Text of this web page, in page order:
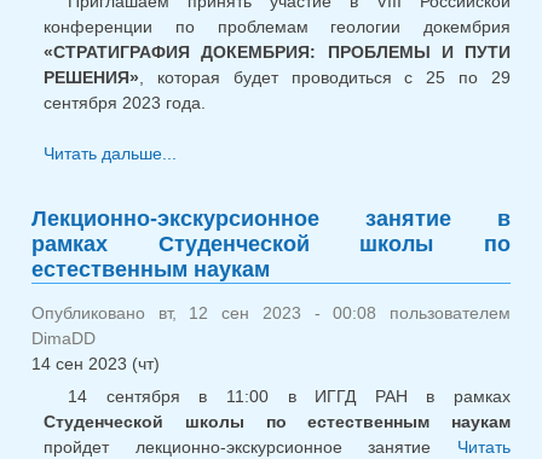
конференции по проблемам геологии докембрия
«СТРАТИГРАФИЯ ДОКЕМБРИЯ: ПРОБЛЕМЫ И ПУТИ
РЕШЕНИЯ» , которая будет проводиться с 25 по 29
сентября 2023 года.
Читать дальше...
ПРОБЛЕМЫ И ПУТИ РЕШЕНИЯ» 2023
Лекционно-экскурсионное занятие в
рамках Студенческой школы по
естественным наукам
Опубликовано вт, 12 сен 2023 - 00:08 пользователем
DimaDD
14 сен 2023 (чт)
14 сентября в 11:00 в ИГГД РАН в рамках
Студенческой школы по естественным наукам
пройдет лекционно-экскурсионное занятие Читать